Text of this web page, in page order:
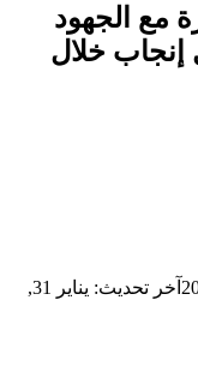
مع الجهود
إنجاب خلال
آخر تحديث: يناير 31,